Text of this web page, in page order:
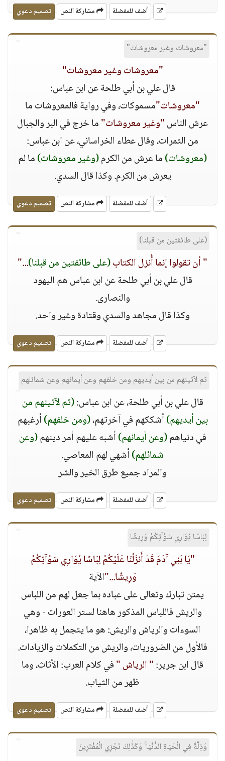
أضف للمفضلة مشاركة النص تصميم دعوي
"معروشات وغير معروشات"
"معروشات وغير معروشات"
قال علي بن أبي طلحة عن ابن عباس:
"معروشات"مسموكات، وفي رواية فالمعروشات ما
عرش الناس"وغير معروشات"ما خرج في البر والجبال
من الثمرات، وقال عطاء الخراساني، عن ابن عباس:
(معروشات)ما عرش من الكرم(وغير معروشات)ما لم
يعرش من الكرم. وكذا قال السدي.
أضف للمفضلة مشاركة النص تصميم دعوي
(على طائفتين من قبلنا)
" أن تقولوا إنما أُنزل الكتاب(على طائفتين من قبلنا)..."
قال علي بن أبي طلحة عن ابن عباس هم اليهود
والنصارى.
وكذا قال مجاهد والسدي وقتادة وغير واحد.
أضف للمفضلة مشاركة النص تصميم دعوي
ثم لآتينهم من بين أيديهم ومن خلفهم وعن أيمانهم وعن شمائلهم
قال علي بن أبي طلحة، عن ابن عباس:(ثم لآتينهم من
بين أيديهم)أشككهم في آخرتهم،(ومن خلفهم)أرغبهم
في دنياهم(وعن أيمانهم)أشبه عليهم أمر دينهم(وعن
شمائلهم)أشهي لهم المعاصي.
والمراد جميع طرق الخير والشر
أضف للمفضلة مشاركة النص تصميم دعوي
لِبَاسًا يُوَارِي سَوْآتِكُمْ وَرِيشًا
"يَا بَنِي آدَمَ قَدْ أَنزَلْنَا عَلَيْكُمْ لِبَاسًا يُوَارِي سَوْآتِكُمْ
وَرِيشًا..."الآية
يمتن تبارك وتعالى على عباده بما جعل لهم من اللباس
والريش فاللباس المذكور هاهنا لستر العورات - وهي
السوءات والرياش والريش: هو ما يتجمل به ظاهرا،
فالأول من الضروريات، والريش من التكملات والزيادات.
قال ابن جرير:" الرياش "في كلام العرب: الأثاث، وما
ظهر من الثياب.
أضف للمفضلة مشاركة النص تصميم دعوي
وَذِلَّةٌ فِي الْحَيَاةِ الدُّنْيَا ۚ وَكَذَٰلِكَ نَجْزِي الْمُفْتَرِينَ